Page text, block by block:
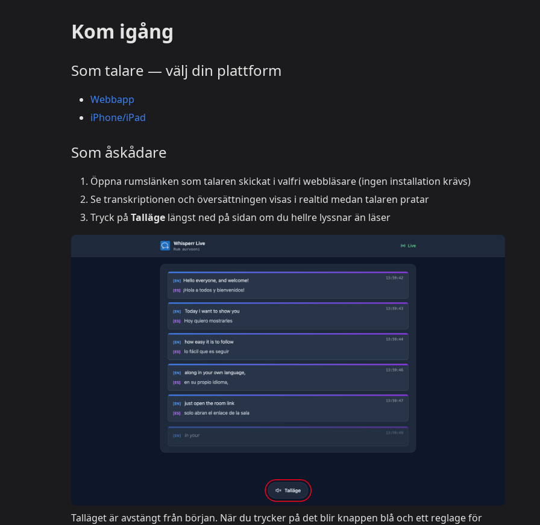
Kom igång
Som talare — välj din plattform
Webbapp
iPhone/iPad
Som åskådare
Öppna rumslänken som talaren skickat i valfri webbläsare (ingen installation krävs)
Se transkriptionen och översättningen visas i realtid medan talaren pratar
Tryck på Talläge längst ned på sidan om du hellre lyssnar än läser
Talläget är avstängt från början. När du trycker på det blir knappen blå och ett reglage för